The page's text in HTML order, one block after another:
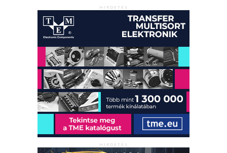
HIRDETÉS
HIRDETÉS